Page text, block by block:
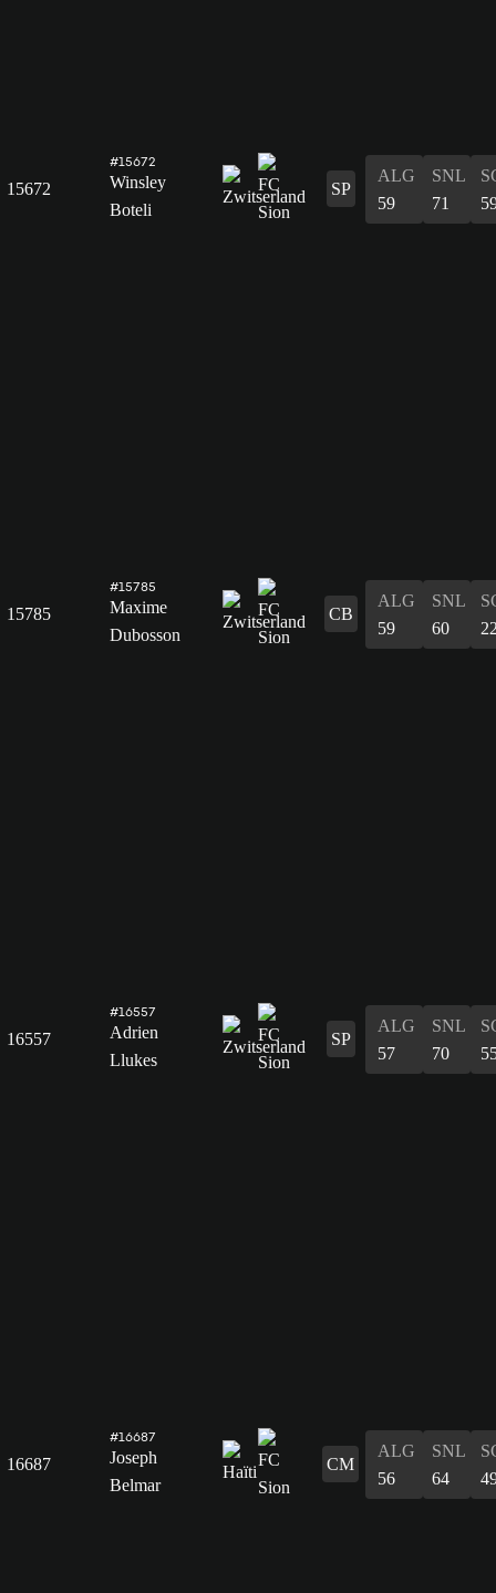
15672
#15672
Winsley
Boteli
SP
ALG
59
SNL
71
15785
#15785
Maxime
Dubosson
CB
ALG
59
SNL
60
16557
#16557
Adrien
Llukes
SP
ALG
57
SNL
70
16687
#16687
Joseph
Belmar
CM
ALG
56
SNL
64